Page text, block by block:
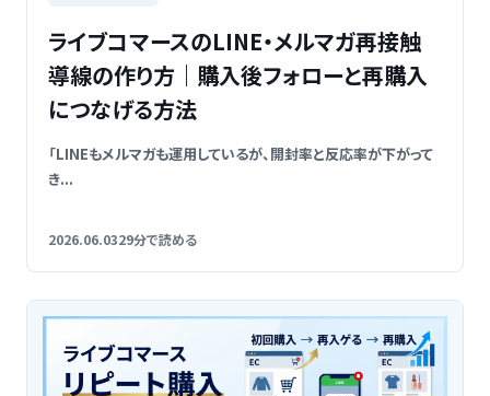
ライブコマースのLINE・メルマガ再接触
導線の作り方｜購入後フォローと再購入
につなげる方法
「LINEもメルマガも運用しているが、開封率と反応率が下がって
き...
2026.06.0329分で読める